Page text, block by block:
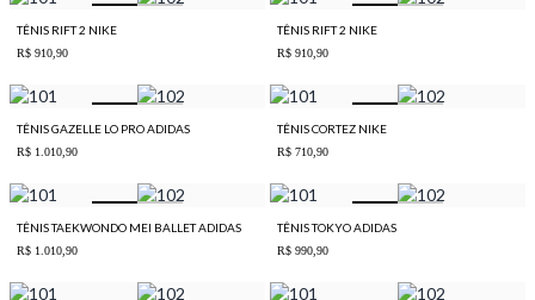
TÊNIS RIFT 2 NIKE
R$ 910,90
TÊNIS RIFT 2 NIKE
R$ 910,90
TÊNIS GAZELLE LO PRO ADIDAS
R$ 1.010,90
TÊNIS CORTEZ NIKE
R$ 710,90
TÊNIS TAEKWONDO MEI BALLET ADIDAS
R$ 1.010,90
TÊNIS TOKYO ADIDAS
R$ 990,90